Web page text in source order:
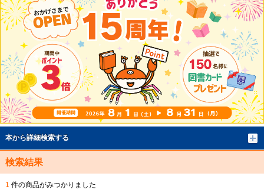
本から詳細検索する
検索結果
1 件の商品がみつかりました